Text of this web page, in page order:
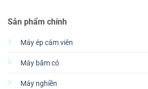
Sản phẩm chính
Máy ép cám viên
Máy băm cỏ
Máy nghiền